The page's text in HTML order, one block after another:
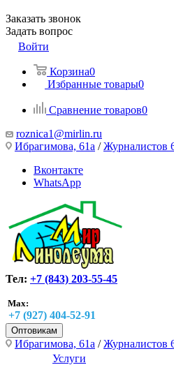
Заказать звонок
Задать вопрос
Войти
Корзина0
Избранные товары0
Сравнение товаров0
roznica1@mirlin.ru
Ибрагимова, 61а /Журналистов
Вконтакте
WhatsApp
Тел: +7 (843) 203-55-45
Max:
+7 (927) 404-52-91
Оптовикам
Ибрагимова, 61а /Журналистов
Услуги